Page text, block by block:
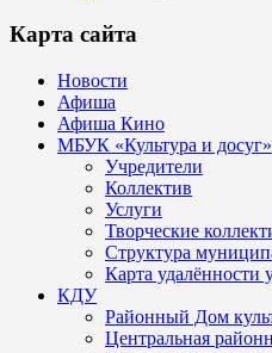
Карта сайта
Новости
Афиша
Афиша Кино
МБУК «Культура и досуг»
Учредители
Коллектив
Услуги
Творческие
Структура
Карта удалённости
КДУ
Районный Дом
Центральная